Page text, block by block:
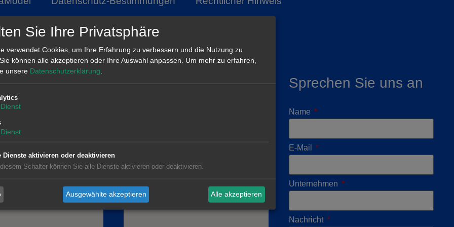
Barcelona
1, 1.º-1.ª. 08015
10 21 61
AleaSoft Barcelona
Sprechen Sie uns an
Name
E-Mail
Unternehmen
Nachricht
Sie Ihre Privatsphäre
verwendet Cookies, um Ihre Erfahrung zu verbessern und die Nutzung zu
können alle akzeptieren oder Ihre Auswahl anpassen.
Um mehr zu erfahren,
unsere Datenschutzerklärung
Dienst
Dienst
Dienste aktivieren oder deaktivieren
Schalter können Sie alle Dienste aktivieren oder deaktivieren.
Ausgewählte akzeptieren Alle akzeptieren